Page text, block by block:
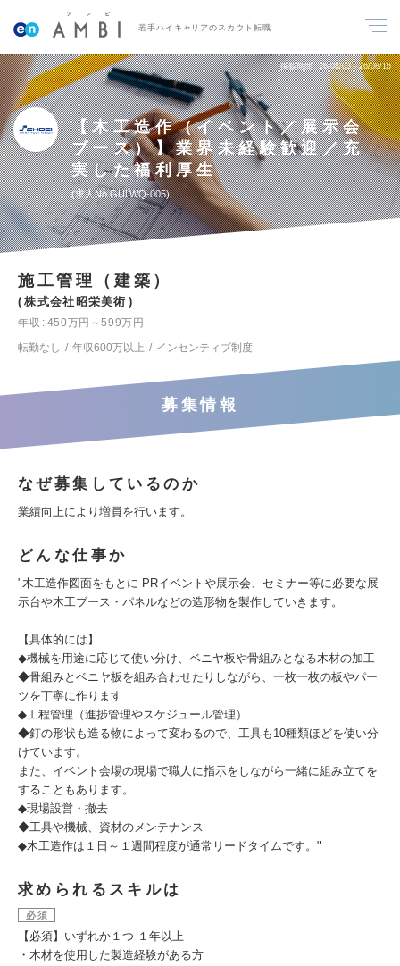
若手ハイキャリアのスカウト転職
掲載期間 26/08/03～26/08/16
【木工造作（イベント／展示会
ブース）】業界未経験歓迎／充
実した福利厚生
求人No.GULWQ-005
施工管理（建築）
株式会社昭栄美術
年収
450万円～599万円
転勤なし
年収600万以上 インセンティブ制度
募集情報
なぜ募集しているのか
業績向上により増員を行います。
どんな仕事か
"木工造作図面をもとに PRイベントや展示会、セミナー等に必要な展
示台や木工ブース・パネルなどの造形物を製作していきます。
【具体的には】
◆機械を用途に応じて使い分け、ベニヤ板や骨組みとなる木材の加工
◆骨組みとベニヤ板を組み合わせたりしながら、一枚一枚の板やパー
ツを丁寧に作ります
◆工程管理（進捗管理やスケジュール管理）
◆釘の形状も造る物によって変わるので、工具も10種類ほどを使い分
けています。
また、イベント会場の現場で職人に指示をしながら一緒に組み立てを
することもあります。
◆現場設営・撤去
◆工具や機械、資材のメンテナンス
◆木工造作は１日～１週間程度が通常リードタイムです。"
求められるスキルは
必須
【必須】いずれか１つ １年以上
・木材を使用した製造経験がある方